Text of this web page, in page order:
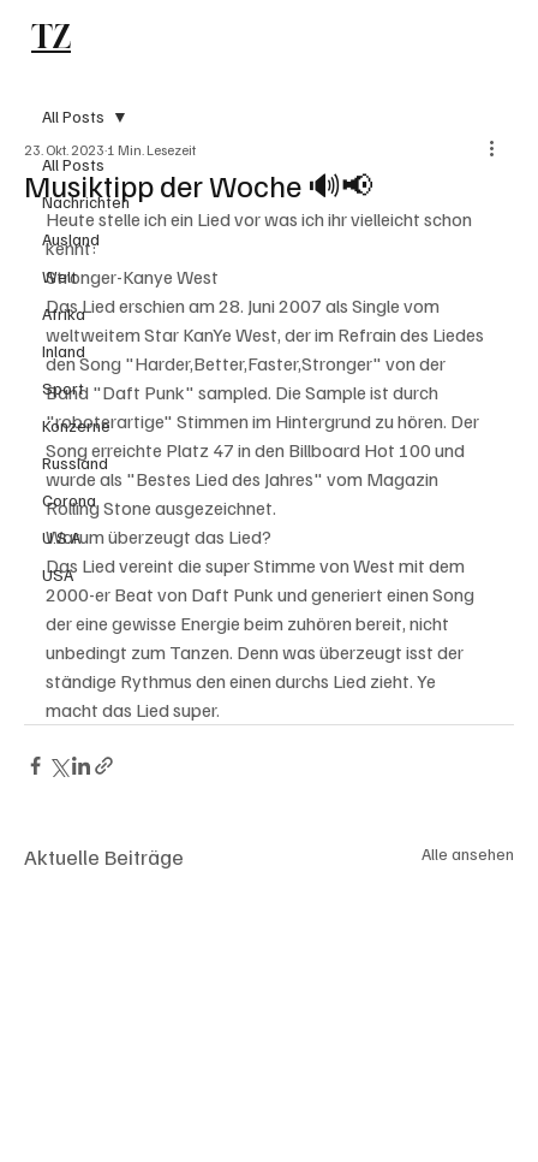
TZ
All Posts
Nachrichten
Ausland
Welt
Afrika
Inland
Sport
Konzerne
Russland
Corona
U.S.A
USA
All Posts
Musiktipp der Woche 🔊📢
23. Okt. 2023 1 Min. Lesezeit
Heute stelle ich ein Lied vor was ich ihr vielleicht schon
kennt:
Stronger-Kanye West
Das Lied erschien am 28. Juni 2007 als Single vom
weltweitem Star KanYe West, der im Refrain des Liedes
den Song "Harder,Better,Faster,Stronger" von der
Band "Daft Punk" sampled. Die Sample ist durch
"roboterartige" Stimmen im Hintergrund zu hören. Der
Song erreichte Platz 47 in den Billboard Hot 100 und
wurde als "Bestes Lied des Jahres" vom Magazin
Rolling Stone ausgezeichnet.
Warum überzeugt das Lied?
Das Lied vereint die super Stimme von West mit dem
2000-er Beat von Daft Punk und generiert einen Song
der eine gewisse Energie beim zuhören bereit, nicht
unbedingt zum Tanzen. Denn was überzeugt isst der
ständige Rythmus den einen durchs Lied zieht. Ye
macht das Lied super.
Aktuelle Beiträge Alle ansehen